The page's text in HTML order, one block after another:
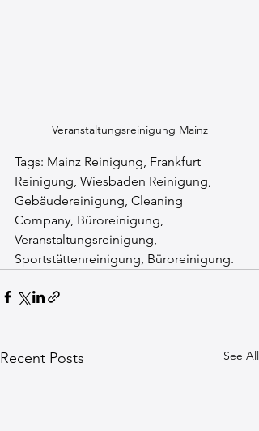
Veranstaltungsreinigung Mainz
Tags: Mainz Reinigung, Frankfurt
Reinigung, Wiesbaden Reinigung,
Gebäudereinigung, Cleaning
Company, Büroreinigung,
Veranstaltungsreinigung,
Sportstättenreinigung, Büroreinigung.
Recent Posts See All